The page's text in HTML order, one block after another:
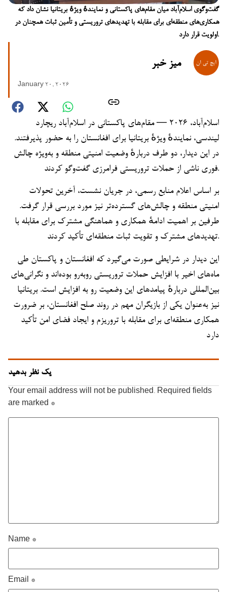
گفت‌وگوی اسلام‌آباد میان مقام‌های پاکستانی و نمایندهٔ ویژهٔ بریتانیا نشان داد که
همکاری‌های منطقه‌ای برای مقابله با تهدیدهای تروریستی و تأمین ثبات همچنان در
اولویت قرار دارد.
میز خبر
January 20, 2026
اسلام‌آباد، ۲۰۲۶ — مقام‌های پاکستانی در اسلام‌آباد ریچارد
لیندسی، نمایندهٔ ویژهٔ بریتانیا برای افغانستان را به حضور پذیرفتند.
در این دیدار، دو طرف دربارهٔ وضعیت امنیتی منطقه و به‌ویژه چالش
فوری ناشی از حملات تروریستی فرامرزی گفت‌وگو کردند.
بر اساس اعلام منابع رسمی، در جریان نشست، آخرین تحولات
امنیتی منطقه و چالش‌های گسترده‌تر نیز مورد بررسی قرار گرفت.
طرفین بر اهمیت ادامهٔ همکاری و هماهنگی مشترک برای مقابله با
تهدیدهای مشترک و تقویت ثبات منطقه‌ای تأکید کردند.
این دیدار در شرایطی صورت می‌گیرد که افغانستان و پاکستان طی
ماه‌های اخیر با افزایش حملات تروریستی روبه‌رو بوده‌اند و نگرانی‌های
بین‌المللی دربارهٔ پیامدهای این وضعیت رو به افزایش است. بریتانیا
نیز به‌عنوان یکی از بازیگران مهم در روند صلح افغانستان، بر ضرورت
همکاری منطقه‌ای برای مقابله با تروریزم و ایجاد فضای امن تأکید
دارد
یک نظر بدهید
Your email address will not be published. Required fields
are marked *
Name *
Email *